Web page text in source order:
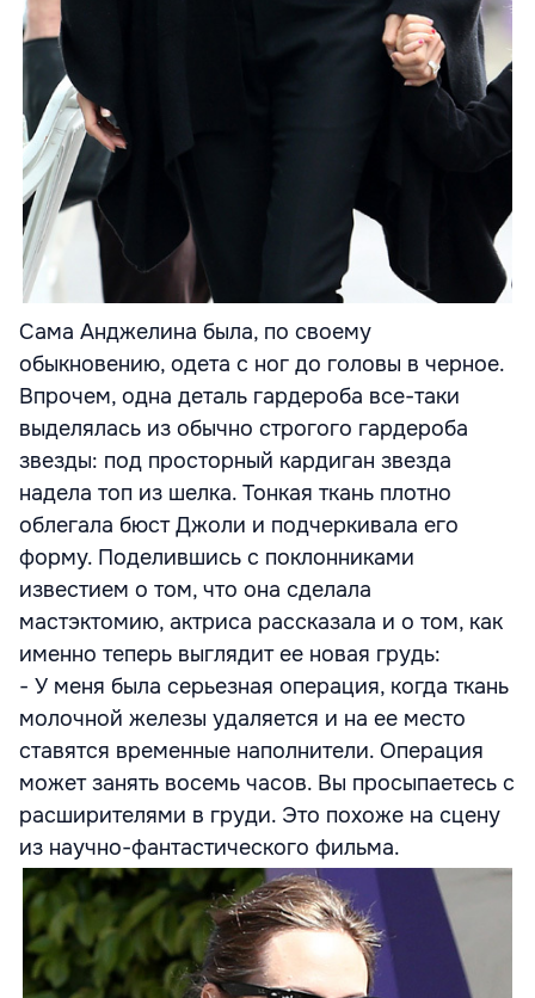
Сама Анджелина была, по своему
обыкновению, одета с ног до головы в черное.
Впрочем, одна деталь гардероба все-таки
выделялась из обычно строгого гардероба
звезды: под просторный кардиган звезда
надела топ из шелка. Тонкая ткань плотно
облегала бюст Джоли и подчеркивала его
форму. Поделившись с поклонниками
известием о том, что она сделала
мастэктомию, актриса рассказала и о том, как
именно теперь выглядит ее новая грудь:
- У меня была серьезная операция, когда ткань
молочной железы удаляется и на ее место
ставятся временные наполнители. Операция
может занять восемь часов. Вы просыпаетесь с
расширителями в груди. Это похоже на сцену
из научно-фантастического фильма.